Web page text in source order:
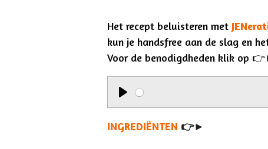
Het recept beluisteren met
kun je handsfree aan de slag en
Voor de benodigdheden klik op
P
l
INGREDIËNTEN 👉►